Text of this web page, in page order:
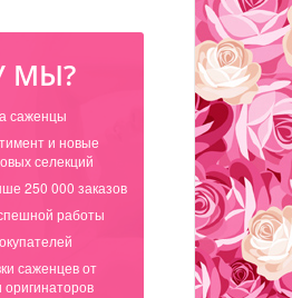
МЫ?
саженцы
и новые
селекций
250 000 заказов
работы
саженцев от